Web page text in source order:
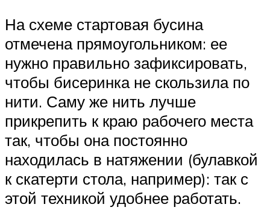
На схеме стартовая бусина
отмечена прямоугольником: ее
нужно правильно зафиксировать,
чтобы бисеринка не скользила по
нити. Саму же нить лучше
прикрепить к краю рабочего места
так, чтобы она постоянно
находилась в натяжении (булавкой
к скатерти стола, например): так с
этой техникой удобнее работать.